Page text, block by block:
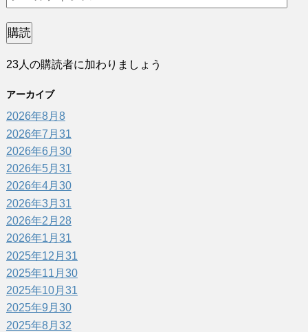
ル
ド
レ
ス
購読
23人の購読者に加わりましょう
アーカイブ
2026年8月 8
2026年7月 31
2026年6月 30
2026年5月 31
2026年4月 30
2026年3月 31
2026年2月 28
2026年1月 31
2025年12月 31
2025年11月 30
2025年10月 31
2025年9月 30
2025年8月 32